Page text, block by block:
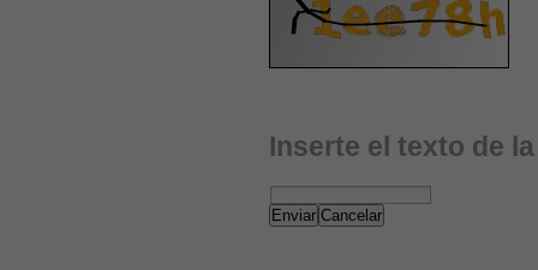
Inserte el texto de
Enviar Cancelar